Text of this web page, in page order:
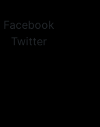
Facebook
Twitter